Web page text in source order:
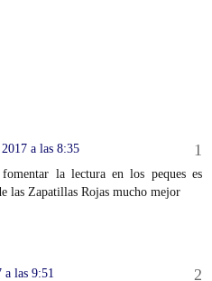
a las 8:35
la lectura en los peques es
las Zapatillas Rojas mucho mejor
a las 9:51